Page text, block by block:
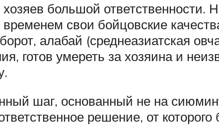
большой ответственности.
свои бойцовские
алабай (среднеазиатская
готов умереть за хозяина и
шаг, основанный не на
решение, от которого